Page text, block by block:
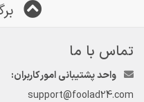
تماس با ما
واحد پشتیبانی امور کاربران:
support@foolad24.com